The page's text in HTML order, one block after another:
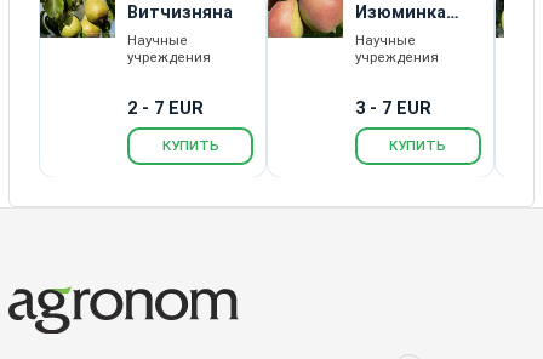
Витчизняна
Научные
учреждения
2 - 7 EUR
КУПИТЬ
Изюминка
Крыма
Научные
учреждения
3 - 7 EUR
КУПИТЬ